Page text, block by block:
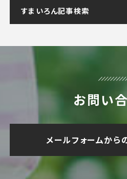
すまいろん記事検索
お問い
メールフォームから